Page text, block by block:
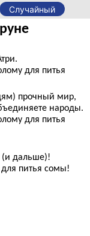
Случайный
для питья
прочный мир,
народы.
для питья
(и дальше)!
питья сомы!